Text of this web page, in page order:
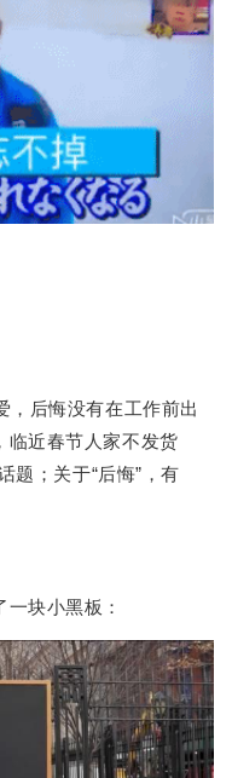
，后悔没有在工作前出
临近春节人家不发货
题；关于“后悔”，有
块小黑板：